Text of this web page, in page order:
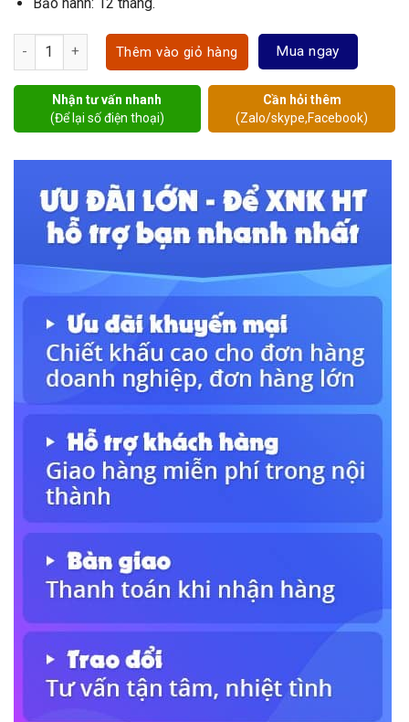
Van bướm khí nén vi sinh số lượng
Thêm vào giỏ hàng Mua ngay
Nhận tư vấn nhanh
(Để lại số điện thoại)
Cần hỏi thêm
(Zalo/skype,Facebook)